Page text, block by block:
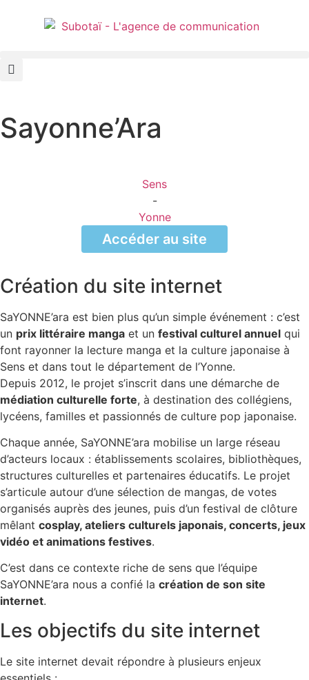
Sayonne’Ara
Sens
-
Yonne
Accéder au site
Création du site internet
SaYONNE’ara est bien plus qu’un simple événement : c’est
un prix littéraire manga et un festival culturel annuel qui
font rayonner la lecture manga et la culture japonaise à
Sens et dans tout le département de l’Yonne.
Depuis 2012, le projet s’inscrit dans une démarche de
médiation culturelle forte, à destination des collégiens,
lycéens, familles et passionnés de culture pop japonaise.
Chaque année, SaYONNE’ara mobilise un large réseau
d’acteurs locaux : établissements scolaires, bibliothèques,
structures culturelles et partenaires éducatifs. Le projet
s’articule autour d’une sélection de mangas, de votes
organisés auprès des jeunes, puis d’un festival de clôture
mêlant cosplay, ateliers culturels japonais, concerts, jeux
vidéo et animations festives.
C’est dans ce contexte riche de sens que l’équipe
SaYONNE’ara nous a confié la création de son site
internet.
Les objectifs du site internet
Le site internet devait répondre à plusieurs enjeux